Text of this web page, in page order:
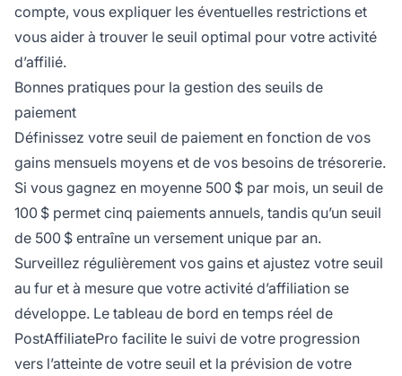
compte, vous expliquer les éventuelles restrictions et
vous aider à trouver le seuil optimal pour votre activité
d’affilié.
Bonnes pratiques pour la gestion des seuils de
paiement
Définissez votre seuil de paiement en fonction de vos
gains mensuels moyens et de vos besoins de trésorerie.
Si vous gagnez en moyenne 500 $ par mois, un seuil de
100 $ permet cinq paiements annuels, tandis qu’un seuil
de 500 $ entraîne un versement unique par an.
Surveillez régulièrement vos gains et ajustez votre seuil
au fur et à mesure que votre activité d’affiliation se
développe. Le tableau de bord en temps réel de
PostAffiliatePro facilite le suivi de votre progression
vers l’atteinte de votre seuil et la prévision de votre